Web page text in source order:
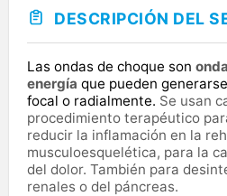
Ocupacional Neurológica. -
contamos con servicios de
Personales. Próximamente,
asistencial para seguir
de calidad.
DESCRIPCIÓN DEL
Las ondas de choque son
energía que pueden
focal o radialmente. Se usan
procedimiento terapéutico
reducir la inflamación en la
musculoesquelética, para la
del dolor. También para
renales o del páncreas.